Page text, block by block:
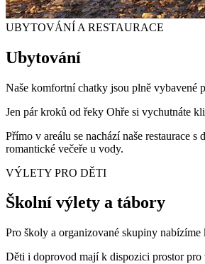
UBYTOVÁNÍ A RESTAURACE
Ubytování
Naše komfortní chatky jsou plně vybavené
Jen pár kroků od řeky Ohře si vychutnáte
Přímo v areálu se nachází naše restaurace
romantické večeře u vody.
VÝLETY PRO DĚTI
Školní výlety a tábory
Pro školy a organizované skupiny
Děti i doprovod mají k dispozici prostor pro